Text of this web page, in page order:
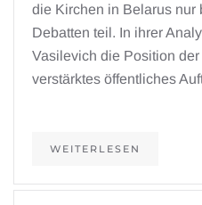
die Kirchen in Belarus nur
Debatten teil. In ihrer
Vasilevich die Position
verstärktes öffentliches
WEITERLESEN